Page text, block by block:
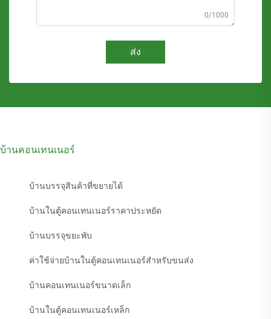
0/1000
ส่ง
บ้านคอนเทนเนอร์
บ้านบรรจุสินค้าที่ขยายได้
บ้านในตู้คอนเทนเนอร์ราคาประหยัด
บ้านบรรจุขยะพับ
ค่าใช้จ่ายบ้านในตู้คอนเทนเนอร์สำหรับขนส่ง
บ้านคอนเทนเนอร์ขนาดเล็ก
บ้านในตู้คอนเทนเนอร์เหล็ก